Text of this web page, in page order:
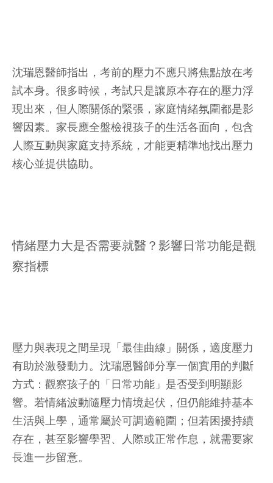
沈瑞恩醫師指出，考前的壓力不應只將焦點放在考
試本身。很多時候，考試只是讓原本存在的壓力浮
現出來，但人際關係的緊張，家庭情緒氛圍都是影
響因素。家長應全盤檢視孩子的生活各面向，包含
人際互動與家庭支持系統，才能更精準地找出壓力
核心並提供協助。
情緒壓力大是否需要就醫？影響日常功能是觀
察指標
壓力與表現之間呈現「最佳曲線」關係，適度壓力
有助於激發動力。沈瑞恩醫師分享一個實用的判斷
方式：觀察孩子的「日常功能」是否受到明顯影
響。若情緒波動隨壓力情境起伏，但仍能維持基本
生活與上學，通常屬於可調適範圍；但若困擾持續
存在，甚至影響學習、人際或正常作息，就需要家
長進一步留意。